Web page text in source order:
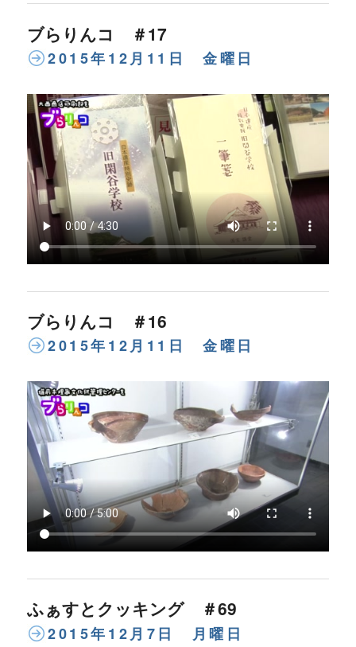
ブらりんコ ＃17
2015年12月11日 金曜日
ブらりんコ ＃16
2015年12月11日 金曜日
ふぁすとクッキング ＃69
2015年12月7日 月曜日